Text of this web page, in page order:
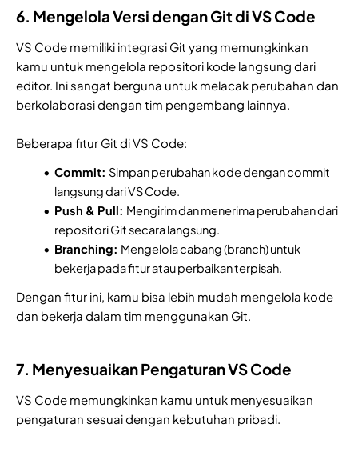
6. Mengelola Versi dengan Git di VS Code
VS Code memiliki integrasi Git yang memungkinkan
kamu untuk mengelola repositori kode langsung dari
editor. Ini sangat berguna untuk melacak perubahan dan
berkolaborasi dengan tim pengembang lainnya.
Beberapa fitur Git di VS Code:
Commit: Simpan perubahan kode dengan commit
langsung dari VS Code.
Push & Pull: Mengirim dan menerima perubahan dari
repositori Git secara langsung.
Branching: Mengelola cabang (branch) untuk
bekerja pada fitur atau perbaikan terpisah.
Dengan fitur ini, kamu bisa lebih mudah mengelola kode
dan bekerja dalam tim menggunakan Git.
7. Menyesuaikan Pengaturan VS Code
VS Code memungkinkan kamu untuk menyesuaikan
pengaturan sesuai dengan kebutuhan pribadi.